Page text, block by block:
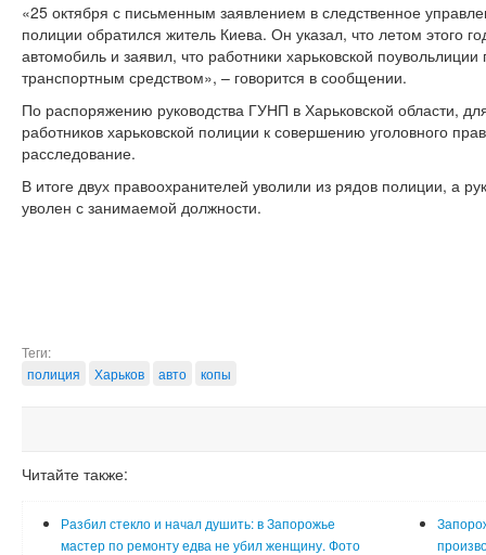
«25 октября с письменным заявлением в следственное
полиции обратился житель Киева. Он указал, что летом этого
автомобиль и заявил, что работники харьковской
транспортным средством», – говорится в сообщении.
По распоряжению руководства ГУНП в Харьковской области,
работников харьковской полиции к совершению уголовного
расследование.
В итоге двух правоохранителей уволили из рядов полиции, а
уволен с занимаемой должности.
Теги:
полиция
Харьков авто копы
Читайте также:
Разбил стекло и начал душить: в Запорожье
мастер по ремонту едва не убил женщину. Фото